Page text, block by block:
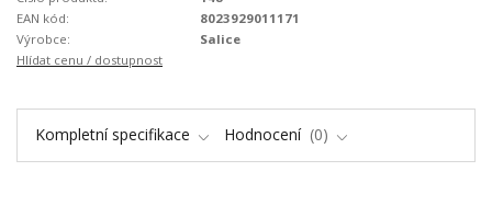
EAN kód:
8023929011171
Výrobce:
Salice
Hlídat cenu / dostupnost
Kompletní specifikace Hodnocení 0